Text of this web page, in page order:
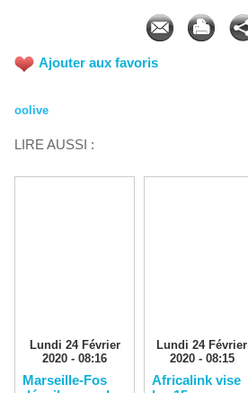
Ajouter aux favoris
oolive
LIRE AUSSI :
Lundi 24 Février
2020 - 08:16
Marseille-Fos
Lundi 24 Février
2020 - 08:15
Africalink vise